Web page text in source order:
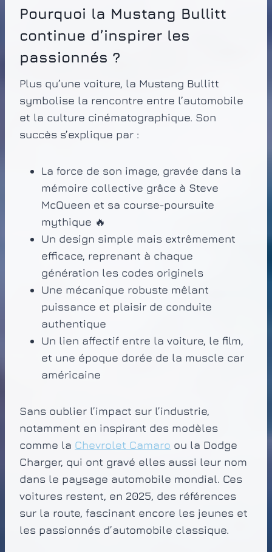
Pourquoi la Mustang Bullitt
continue d’inspirer les
passionnés ?
Plus qu’une voiture, la Mustang Bullitt
symbolise la rencontre entre l’automobile
et la culture cinématographique. Son
succès s’explique par :
La force de son image, gravée dans la
mémoire collective grâce à Steve
McQueen et sa course-poursuite
mythique 🔥
Un design simple mais extrêmement
efficace, reprenant à chaque
génération les codes originels
Une mécanique robuste mêlant
puissance et plaisir de conduite
authentique
Un lien affectif entre la voiture, le film,
et une époque dorée de la muscle car
américaine
Sans oublier l’impact sur l’industrie,
notamment en inspirant des modèles
comme la Chevrolet Camaro ou la Dodge
Charger, qui ont gravé elles aussi leur nom
dans le paysage automobile mondial. Ces
voitures restent, en 2025, des références
sur la route, fascinant encore les jeunes et
les passionnés d’automobile classique.